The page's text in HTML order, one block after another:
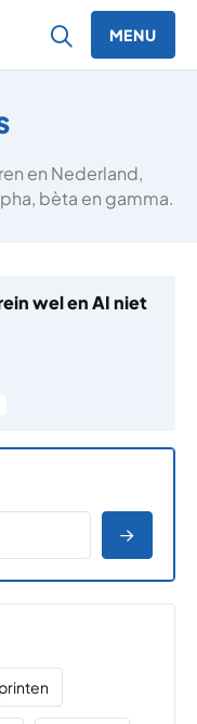
MENU
en Nederland,
bèta en gamma.
wel en AI niet